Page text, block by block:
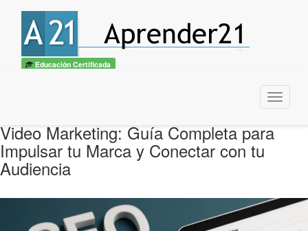
Educación Certificada
Menu
Video Marketing: Guía Completa para
Impulsar tu Marca y Conectar con tu
Audiencia